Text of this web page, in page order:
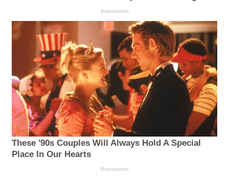
Brainberries
These '90s Couples Will Always Hold A Special
Place In Our Hearts
Brainberries